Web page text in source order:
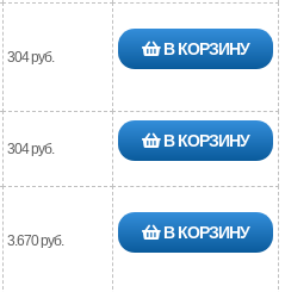
304 руб. В КОРЗИНУ
304 руб. В КОРЗИНУ
3.670 руб. В КОРЗИНУ